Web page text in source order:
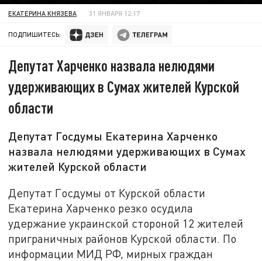
ЕКАТЕРИНА КНЯЗЕВА 31 ЯНВАРЯ 12:17
ПОДПИШИТЕСЬ:
Депутат Харченко назвала нелюдями
удерживающих в Сумах жителей Курской
области
Депутат Госдумы Екатерина Харченко
назвала нелюдями удерживающих в Сумах
жителей Курской области
Депутат Госдумы от Курской области
Екатерина Харченко резко осудила
удержание украинской стороной 12 жителей
приграничных районов Курской области. По
информации МИД РФ, мирных граждан